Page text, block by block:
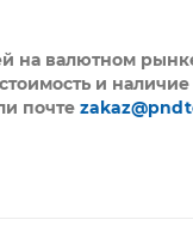
на валютном
и
почте